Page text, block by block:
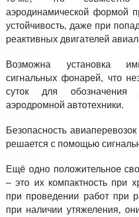
аэродинамической формой
устойчивость, даже при
реактивных двигателей
Возможна установка
сигнальных фонарей, что
суток для обозначения
аэродромной автотехники.
Безопасность
решается с помощью
Ещё одно положительное
– это их компактность при
при проведении работ при
при наличии утяжеления,